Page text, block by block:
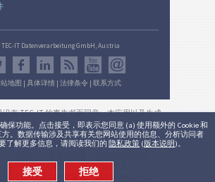
保功能。点击接受，即表示您同意 (a) 使用额外的 Cookie 和
。数据传输涉及共享有关您网站使用的信息、分析访问者
了解更多信息，请阅读我们的 隐私政策 (版本说明)。
接受 拒绝
IT Datenverarbeitung GmbH, Austria
地图 | 具体详情| 法律条令| 联系方式
没有 TEC-IT 的事先书面同意，本应用以及生成
产环境中的非商业的评估目的而设。 使用只
的，并根据该有效的国家或国际法规。 本服
确性和/或不间断可用性或所产生的结果不能
不适用于有效订阅)。 商业用途仅是 TEC-IT
允许的。法律条件和隐私。版本: